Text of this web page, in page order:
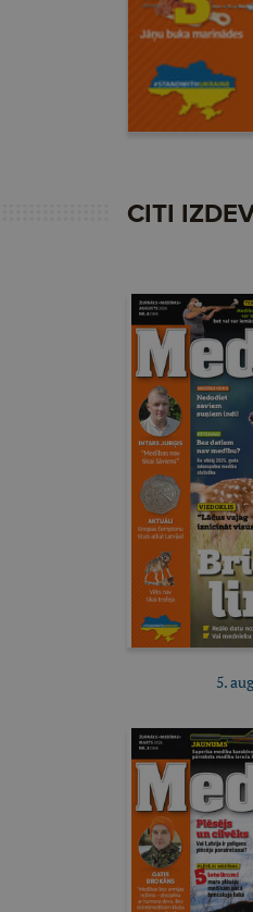
CITI
Pirkt
Pirkt
5.